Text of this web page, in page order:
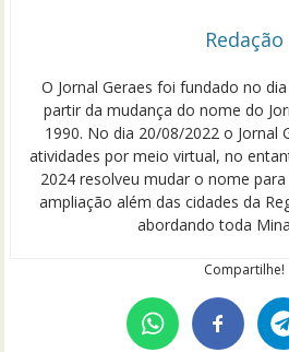
Redação
O Jornal Geraes foi fundado no
partir da mudança do nome do
1990. No dia 20/08/2022 o Jornal
atividades por meio virtual, no
2024 resolveu mudar o nome para
ampliação além das cidades da
abordando toda
Compartilhe!